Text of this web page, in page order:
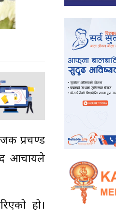
प्रचण्ड
आचार्यले
हो।